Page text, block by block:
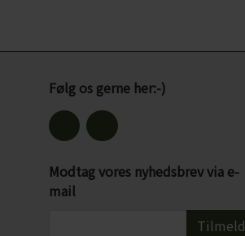
Følg os gerne her:-)
Modtag vores nyhedsbrev via e-
mail
Tilmeld